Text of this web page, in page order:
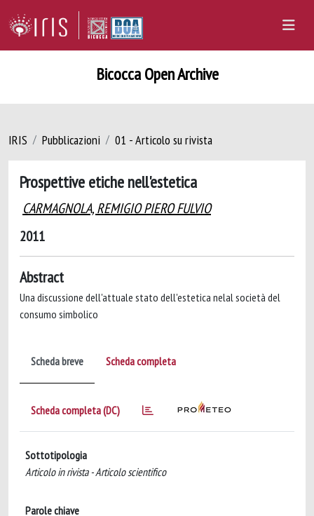
Bicocca Open Archive
IRIS Pubblicazioni 01 - Articolo su rivista
Prospettive etiche nell'estetica
CARMAGNOLA, REMIGIO PIERO FULVIO
2011
Abstract
Una discussione dell'attuale stato dell'estetica nelal società del
consumo simbolico
Scheda breve Scheda completa
Scheda completa (DC)
Sottotipologia
Articolo in rivista - Articolo scientifico
Parole chiave